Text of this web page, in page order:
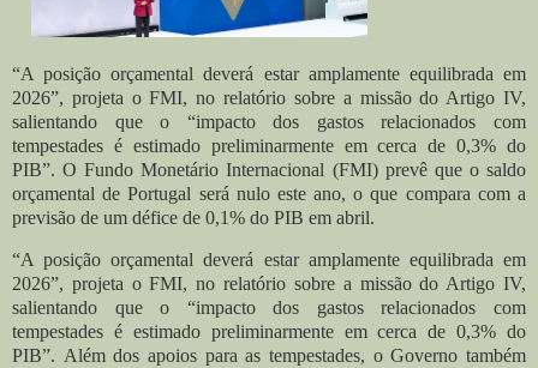
“A posição orçamental deverá estar amplamente equilibrada em
2026”, projeta o FMI, no relatório sobre a missão do Artigo IV,
salientando que o “impacto dos gastos relacionados com
tempestades é estimado preliminarmente em cerca de 0,3% do
PIB”. O Fundo Monetário Internacional (FMI) prevê que o saldo
orçamental de Portugal será nulo este ano, o que compara com a
previsão de um défice de 0,1% do PIB em abril.
“A posição orçamental deverá estar amplamente equilibrada em
2026”, projeta o FMI, no relatório sobre a missão do Artigo IV,
salientando que o “impacto dos gastos relacionados com
tempestades é estimado preliminarmente em cerca de 0,3% do
PIB”. Além dos apoios para as tempestades, o Governo também